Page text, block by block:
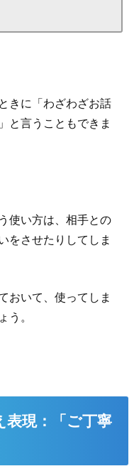
きに「わざわざお話
と言うこともできま
使い方は、相手との
をさせたりしてしま
おいて、使ってしま
う。
表現：「ご丁寧